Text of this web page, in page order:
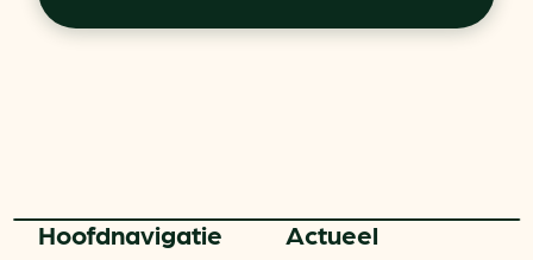
Hoofd­navigatie Actueel